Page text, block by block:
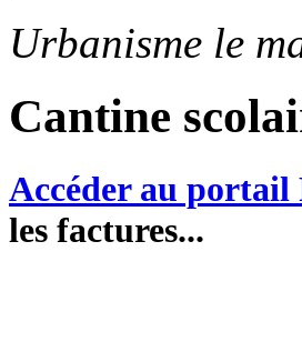
Urbanisme le
Cantine
Accéder au portail
les factures...